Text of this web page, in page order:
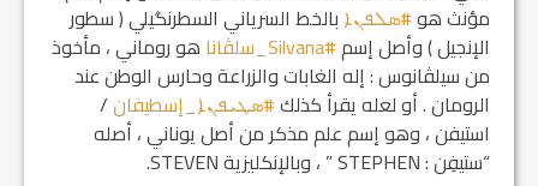
مؤنث هو#ܣܠܦܢܐ بالخط السرياني السطرنگيلي ( سطور
الإنجيل ) وأصل إسم#Silvana_سلڤانا
هو روماني ، مأخوذ
من سيلڤانوس : إله الغابات والزراعة وحارس الوطن عند
الرومان . أو لعله يقرأ كذلك#ܣܛܝܦܢܐ_إسطيفان/
استيفن ، وهو إسم علم مذكر من أصل يوناني ، أصله
“ستيفِن : STEPHEN ” ، وبالإنكليزية STEVEN.